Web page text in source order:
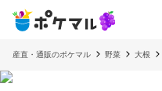
産直・通販のポケマル 野菜 大根